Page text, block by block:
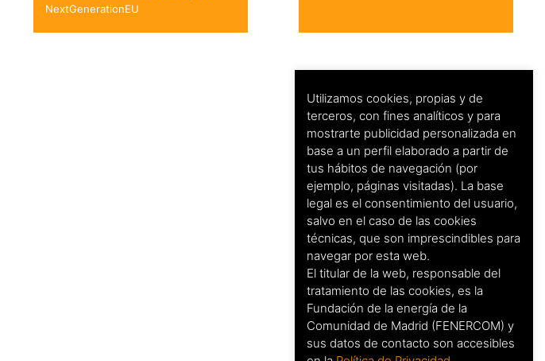
NextGenerationEU
Utilizamos cookies, propias y de
terceros, con fines analíticos y para
mostrarte publicidad personalizada en
base a un perfil elaborado a partir de
tus hábitos de navegación (por
ejemplo, páginas visitadas). La base
legal es el consentimiento del usuario,
salvo en el caso de las cookies
técnicas, que son imprescindibles para
navegar por esta web.
El titular de la web, responsable del
tratamiento de las cookies, es la
Fundación de la energía de la
Comunidad de Madrid (FENERCOM) y
sus datos de contacto son accesibles